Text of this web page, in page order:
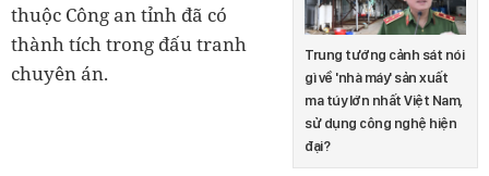
Trung tướng cảnh sát nói
gì về 'nhà máy' sản xuất
ma túy lớn nhất Việt Nam,
sử dụng công nghệ hiện
đại?
thuộc Công an tỉnh đã có
thành tích trong đấu tranh
chuyên án.